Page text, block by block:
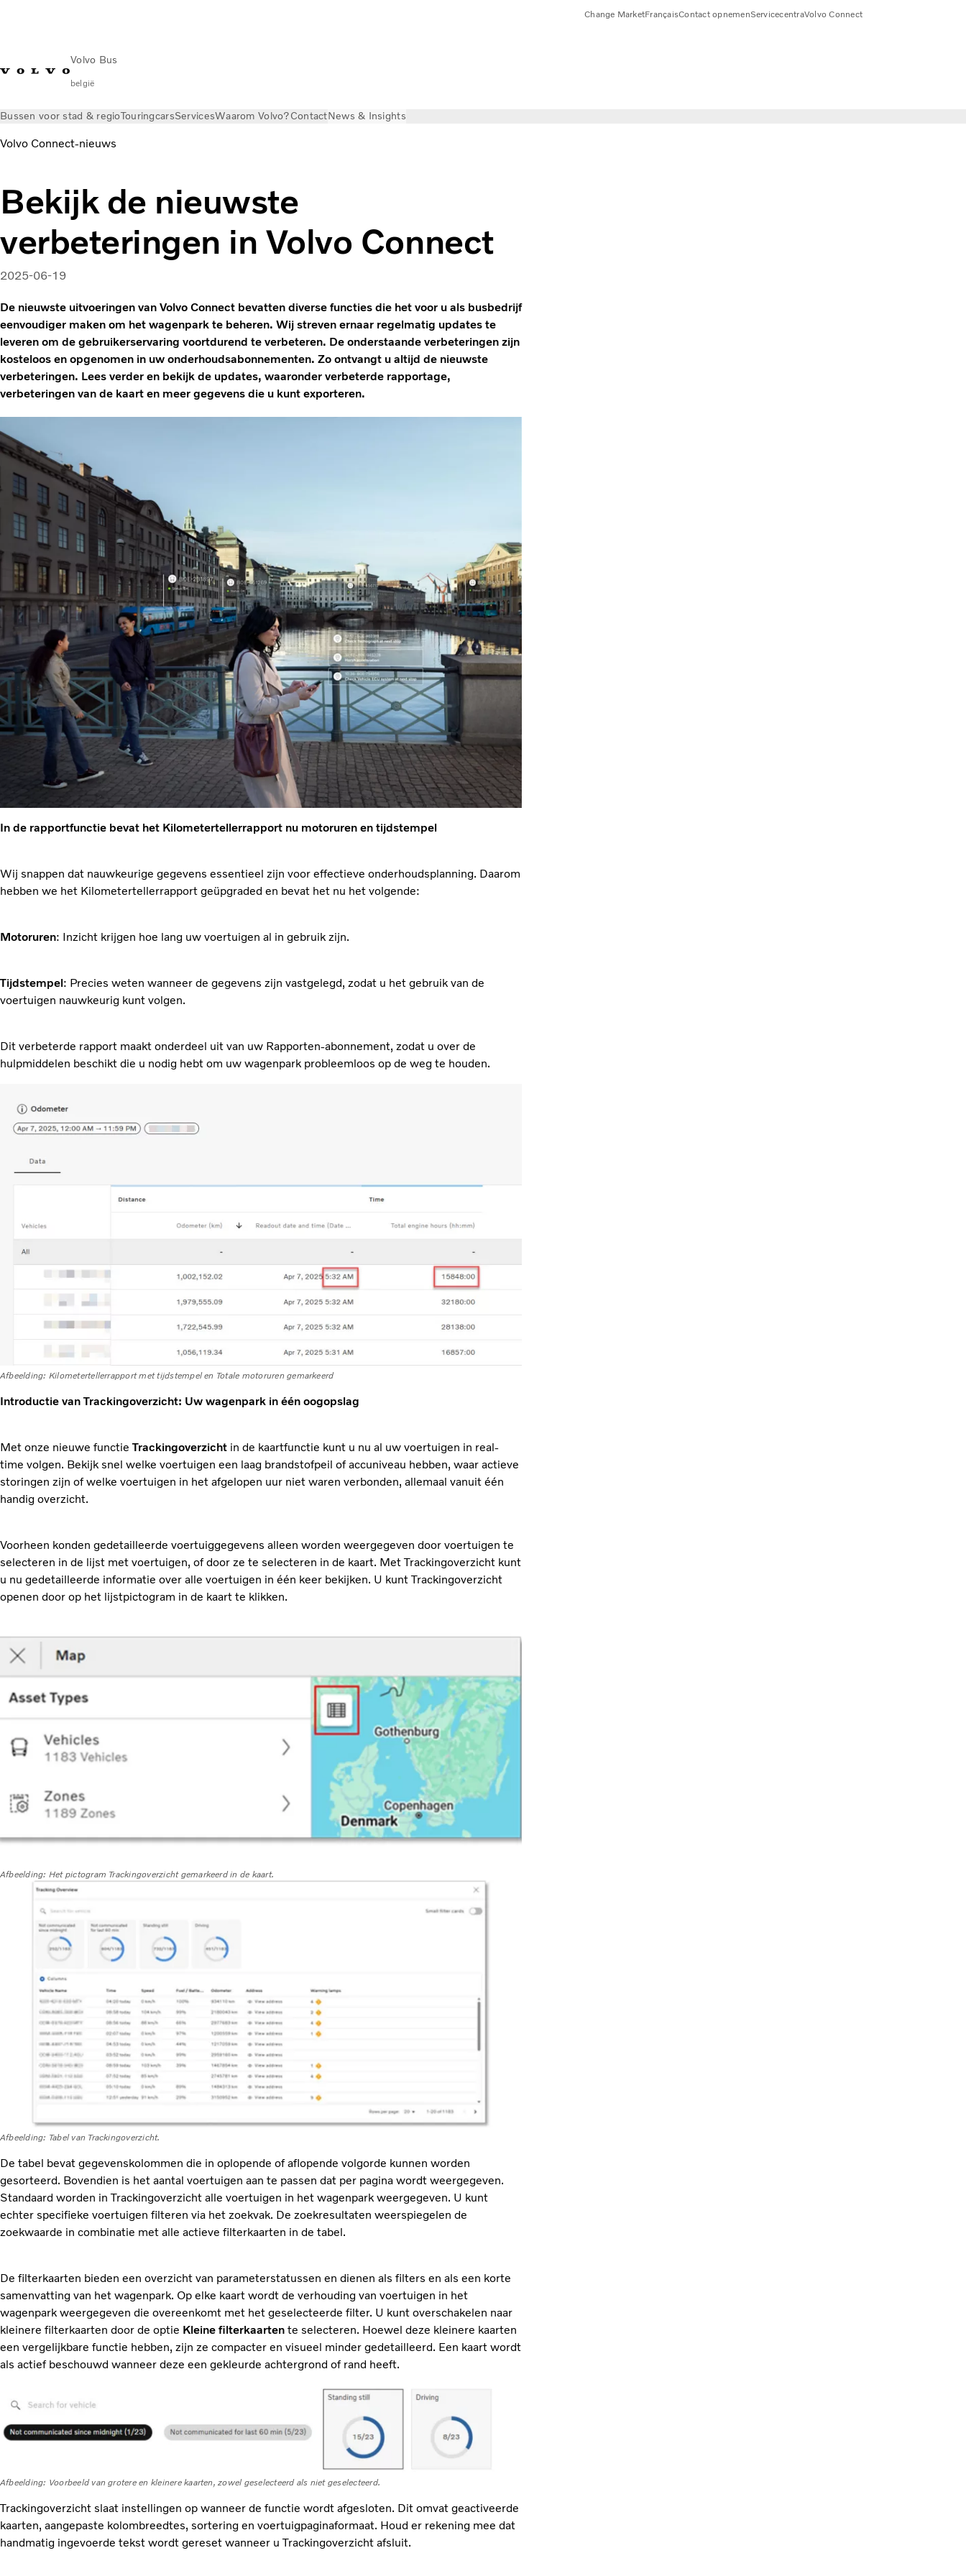
Volvo Bus
belgië
Change MarketFrançaisContact opnemenServicecentraVolvo Connect
Bussen voor stad & regioTouringcarsServicesWaarom Volvo?ContactNews & Insights
Volvo Connect‑nieuws
Bekijk de nieuwste
verbeteringen in Volvo Connect
2025-06-19
De nieuwste uitvoeringen van Volvo Connect bevatten diverse functies die het voor u als busbedrijf
eenvoudiger maken om het wagenpark te beheren. Wij streven ernaar regelmatig updates te
leveren om de gebruikerservaring voortdurend te verbeteren. De onderstaande verbeteringen zijn
kosteloos en opgenomen in uw onderhoudsabonnementen. Zo ontvangt u altijd de nieuwste
verbeteringen. Lees verder en bekijk de updates, waaronder verbeterde rapportage,
verbeteringen van de kaart en meer gegevens die u kunt exporteren.
In de rapportfunctie bevat het Kilometertellerrapport nu motoruren en tijdstempel
Wij snappen dat nauwkeurige gegevens essentieel zijn voor effectieve onderhoudsplanning. Daarom
hebben we het Kilometertellerrapport geüpgraded en bevat het nu het volgende:
Motoruren: Inzicht krijgen hoe lang uw voertuigen al in gebruik zijn.
Tijdstempel: Precies weten wanneer de gegevens zijn vastgelegd, zodat u het gebruik van de
voertuigen nauwkeurig kunt volgen.
Dit verbeterde rapport maakt onderdeel uit van uw Rapporten-abonnement, zodat u over de
hulpmiddelen beschikt die u nodig hebt om uw wagenpark probleemloos op de weg te houden.
Afbeelding: Kilometertellerrapport met tijdstempel en Totale motoruren gemarkeerd
Introductie van Trackingoverzicht: Uw wagenpark in één oogopslag
Met onze nieuwe functie Trackingoverzicht in de kaartfunctie kunt u nu al uw voertuigen in real-
time volgen. Bekijk snel welke voertuigen een laag brandstofpeil of accuniveau hebben, waar actieve
storingen zijn of welke voertuigen in het afgelopen uur niet waren verbonden, allemaal vanuit één
handig overzicht.
Voorheen konden gedetailleerde voertuiggegevens alleen worden weergegeven door voertuigen te
selecteren in de lijst met voertuigen, of door ze te selecteren in de kaart. Met Trackingoverzicht kunt
u nu gedetailleerde informatie over alle voertuigen in één keer bekijken. U kunt Trackingoverzicht
openen door op het lijstpictogram in de kaart te klikken.
Afbeelding: Het pictogram Trackingoverzicht gemarkeerd in de kaart.
Afbeelding: Tabel van Trackingoverzicht.
De tabel bevat gegevenskolommen die in oplopende of aflopende volgorde kunnen worden
gesorteerd. Bovendien is het aantal voertuigen aan te passen dat per pagina wordt weergegeven.
Standaard worden in Trackingoverzicht alle voertuigen in het wagenpark weergegeven. U kunt
echter specifieke voertuigen filteren via het zoekvak. De zoekresultaten weerspiegelen de
zoekwaarde in combinatie met alle actieve filterkaarten in de tabel.
De filterkaarten bieden een overzicht van parameterstatussen en dienen als filters en als een korte
samenvatting van het wagenpark. Op elke kaart wordt de verhouding van voertuigen in het
wagenpark weergegeven die overeenkomt met het geselecteerde filter. U kunt overschakelen naar
kleinere filterkaarten door de optie Kleine filterkaarten te selecteren. Hoewel deze kleinere kaarten
een vergelijkbare functie hebben, zijn ze compacter en visueel minder gedetailleerd. Een kaart wordt
als actief beschouwd wanneer deze een gekleurde achtergrond of rand heeft.
Afbeelding: Voorbeeld van grotere en kleinere kaarten, zowel geselecteerd als niet geselecteerd.
Trackingoverzicht slaat instellingen op wanneer de functie wordt afgesloten. Dit omvat geactiveerde
kaarten, aangepaste kolombreedtes, sortering en voertuigpaginaformaat. Houd er rekening mee dat
handmatig ingevoerde tekst wordt gereset wanneer u Trackingoverzicht afsluit.